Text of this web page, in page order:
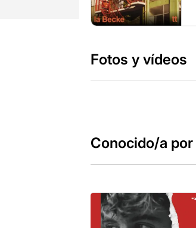
Fotos y vídeos
Conocido/a por